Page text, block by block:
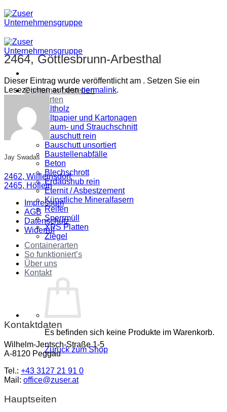
Zum
Inhalt
springen
Container bestellen
Abfallarten
Altholz
Altpapier und Kartonagen
Baum- und Strauchschnitt
Bauschutt rein
Bauschutt unsortiert
Baustellenabfälle
Beton
Blechschrott
Erdaushub rein
Eternit / Asbestzement
Künstliche Mineralfasern
Reifen
Sperrmüll
XPS Platten
Ziegel
Containerarten
So funktioniert’s
Über uns
Kontakt
Es befinden sich keine Produkte im Warenkorb.
Zurück zum Shop
2464, Göttlesbrunn-Arbesthal
Dieser Eintrag wurde veröffentlicht am . Setzen Sie ein
Lesezeichen auf denpermalink.
Jay Swadas
2462, Wilfleinsdorf
2465, Höflein
Impressum
AGB
Datenschutz
Widerruf
Kontaktdaten
Wilhelm-Jentsch-Straße 1-5
A-8120 Peggau
Tel.: +43 3127 21 91 0
Mail: office@zuser.at
Hauptseiten